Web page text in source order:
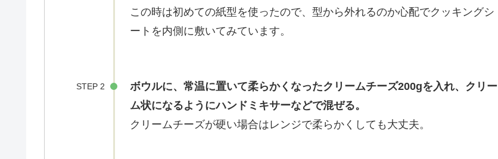
この時は初めての紙型を使ったので、型から外れるのか心配でクッキングシ
ートを内側に敷いてみています。
STEP 2
ボウルに、常温に置いて柔らかくなったクリームチーズ200gを入れ、クリー
ム状になるようにハンドミキサーなどで混ぜる。
クリームチーズが硬い場合はレンジで柔らかくしても大丈夫。